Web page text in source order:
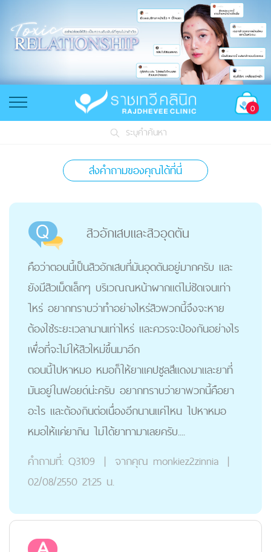
0
ระบุคำค้นหา
ส่งคำถามของคุณได้ที่นี่
สิวอักเสบและสิวอุดตัน
คือว่าตอนนี้เป็นสิวอักเสบที่มันอุดตันอยู่มากครับ และ
ยังมีสิวเม็ดเล็กๆ บริเวณณหน้าผากแต่ไม่ชัดเจนเท่า
ไหร่ อยากทราบว่าทำอย่างไหร่สิวพวกนี้จึงจะหาย
ต้องใช้ระยะเวลานานเท่าไหร่ และควรจะป้องกันอย่างไร
เพื่อที่จะไม่ให้สิวใหม่ขึ้นมาอีก
ตอนนี้ไปหาหมอ หมอก็ให้ยาแคปซูลสีแดงมาและยาที่
มันอยู่ในฟอยด์น่ะครับ อยากทราบว่ายาพวกนี้คือยา
อะไร และต้องกินต่อเนื่องอีกนานแค่ไหน ไปหาหมอ
หมอให้แค่ยากิน ไม่ได้ยาทามาเลยครับ....
คำถามที่: Q3109 | จากคุณ monkiez2zinnia |
02/08/2550 21:25 น.